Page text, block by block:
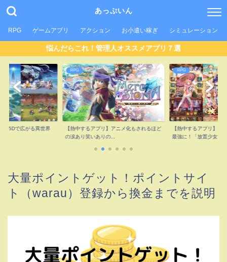
あっぷいん
RPG ゲームアプリ アクション お小遣い稼ぎ シミュレーション
悩んだらこれ！管理人オススメアプリ７選
2.5Dで広がる異世界
RPG
【熱中するアプリ】アニメ化もされるほど
の涙あり笑いありの...
RPG
【熱中するアプリ】可
最強に！「放置少女...
大量ポイントゲット！ポイントサイ
ト（warau）登録から換金までを説明